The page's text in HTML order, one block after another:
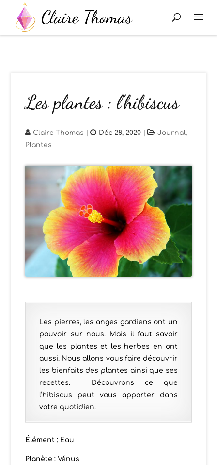
Les plantes : l’hibiscus
Claire Thomas | Déc 28, 2020 | Journal,
Plantes
Les pierres, les anges gardiens ont un
pouvoir sur nous. Mais il faut savoir
que les plantes et les herbes en ont
aussi. Nous allons vous faire découvrir
les bienfaits des plantes ainsi que ses
recettes. Découvrons ce que
l’hibiscus peut vous apporter dans
votre quotidien.
Élément : Eau
Planète :Vénus